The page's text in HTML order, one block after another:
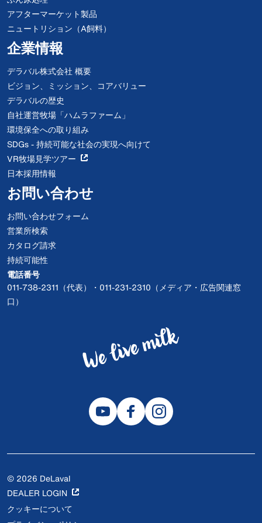
アフターマーケット製品
ニュートリション（A飼料）
企業情報
デラバル株式会社 概要
ビジョン、ミッション、コアバリュー
デラバルの歴史
自社運営牧場「ハムラファーム」
環境保全への取り組み
SDGs - 持続可能な社会の実現へ向けて
VR牧場見学ツアー
日本採用情報
お問い合わせ
お問い合わせフォーム
営業所検索
カタログ請求
持続可能性
電話番号
011-738-2311（代表）・011-231-2310（メディア・広告関連窓
口）
© 2026 DeLaval
DEALER LOGIN
クッキーについて